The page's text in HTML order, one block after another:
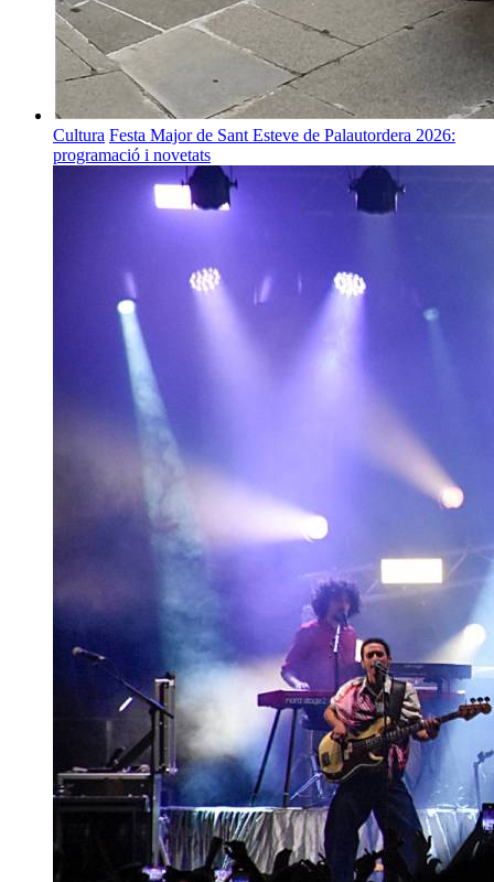
Cultura Festa Major de Sant Esteve de Palautordera 2026:
programació i novetats